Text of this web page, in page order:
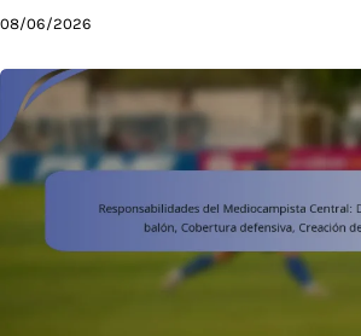
08/06/2026